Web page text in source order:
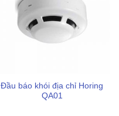
Đầu báo khói địa chỉ Horing
QA01